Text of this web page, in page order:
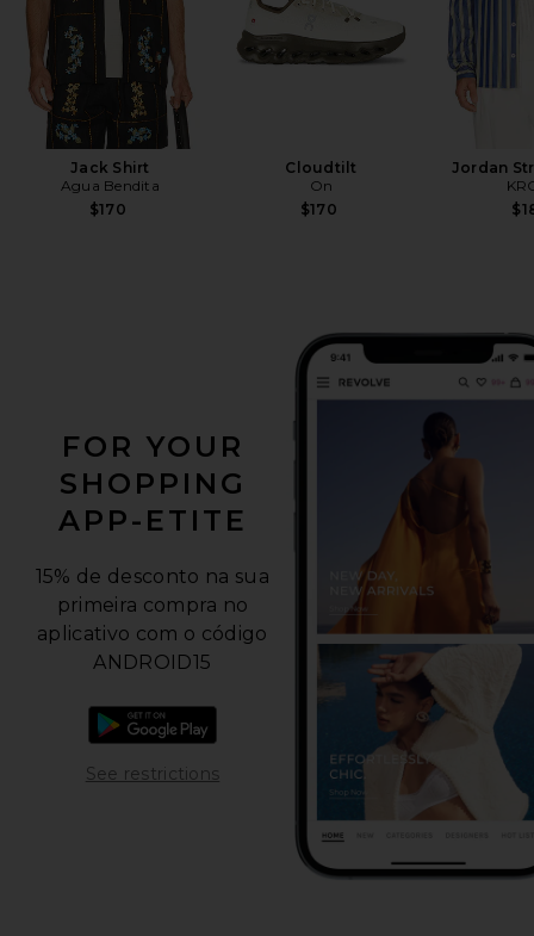
Jack Shirt
Agua Bendita
$170
Cloudtilt
On
$170
Jordan
FOR YOUR
SHOPPING
APP-ETITE
15% de desconto na sua
primeira compra no
aplicativo com o código
ANDROID15
Baixar o aplicativo para Android
See restrictionsOpens in a modal window